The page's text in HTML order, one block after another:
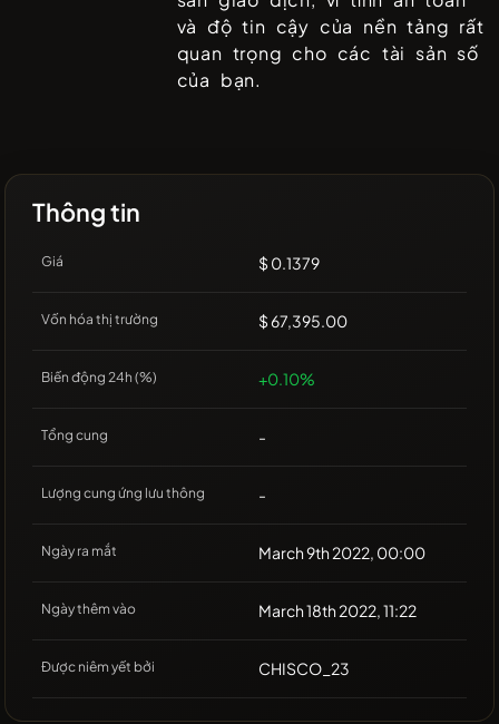
và độ tin cậy của nền tảng rất
quan trọng cho các tài sản số
của bạn.
Thông tin
Giá $ 0.1379
Vốn hóa thị trường $ 67,395.00
Biến động 24h (%) +0.10%
Tổng cung -
Lượng cung ứng lưu thông -
Ngày ra mắt March 9th 2022, 00:00
Ngày thêm vào March 18th 2022, 11:22
Được niêm yết bởi CHISCO_23